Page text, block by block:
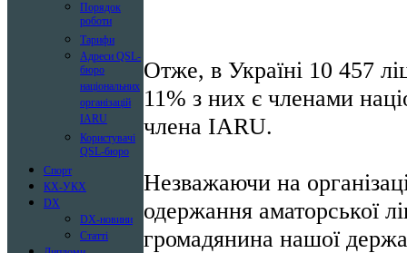
Порядок
роботи
Тарифи
Адреси QSL-
бюро
національних
організацій
IARU
Користувачі
QSL-бюро
Спорт
КХ-УКХ
DX
DX-новини
Статті
Отже, в Україні 10 457
11% з них є членами
члена IARU.
Незважаючи на
одержання аматорської
громадянина нашої